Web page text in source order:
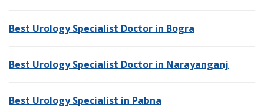
Best Urology Specialist Doctor in Bogra
Best Urology Specialist Doctor in Narayanganj
Best Urology Specialist in Pabna